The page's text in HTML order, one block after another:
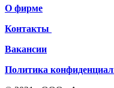
О фирме
Контакты
Вакансии
Политика